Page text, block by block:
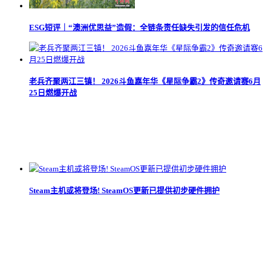
ESG短评｜“澳洲优思益”造假：全链条责任缺失引发的信任危机
老兵齐聚两江三镇！ 2026斗鱼嘉年华《星际争霸2》传奇邀请赛6月
25日燃爆开战
Steam主机或将登场! SteamOS更新已提供初步硬件拥护